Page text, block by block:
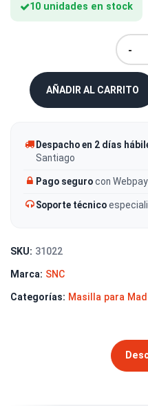
10 unidades en stock
-
AÑADIR AL CARRITO
Despacho en 2 días
Santiago
Pago segurocon
Soporte técnico
SKU: 31022
Marca: SNC
Categorías: Masilla para